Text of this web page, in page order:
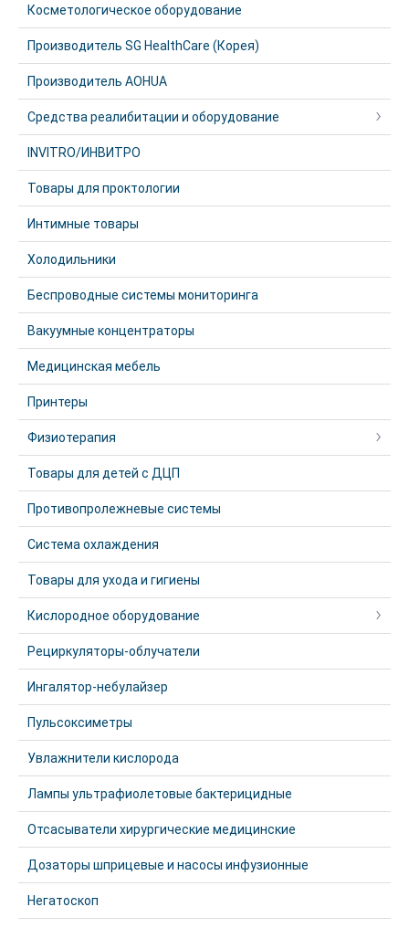
Косметологическое оборудование
Производитель SG HealthCare (Корея)
Производитель AOHUA
Средства реалибитации и оборудование
INVITRO/ИНВИТРО
Товары для проктологии
Интимные товары
Холодильники
Беспроводные системы мониторинга
Вакуумные концентраторы
Медицинская мебель
Принтеры
Физиотерапия
Товары для детей с ДЦП
Противопролежневые системы
Система охлаждения
Товары для ухода и гигиены
Кислородное оборудование
Рециркуляторы-облучатели
Ингалятор-небулайзер
Пульсоксиметры
Увлажнители кислорода
Лампы ультрафиолетовые бактерицидные
Отсасыватели хирургические медицинские
Дозаторы шприцевые и насосы инфузионные
Негатоскоп